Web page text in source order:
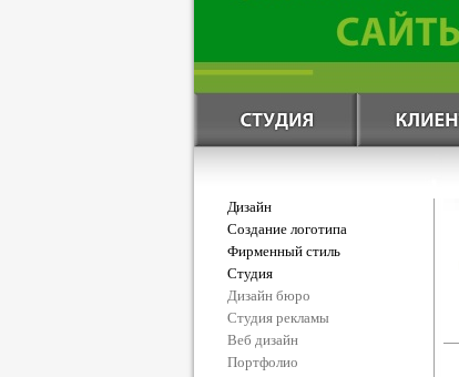
Дизайн
Создание логотипа
Фирменный стиль
Студия
Дизайн бюро
Студия рекламы
Веб дизайн
Портфолио